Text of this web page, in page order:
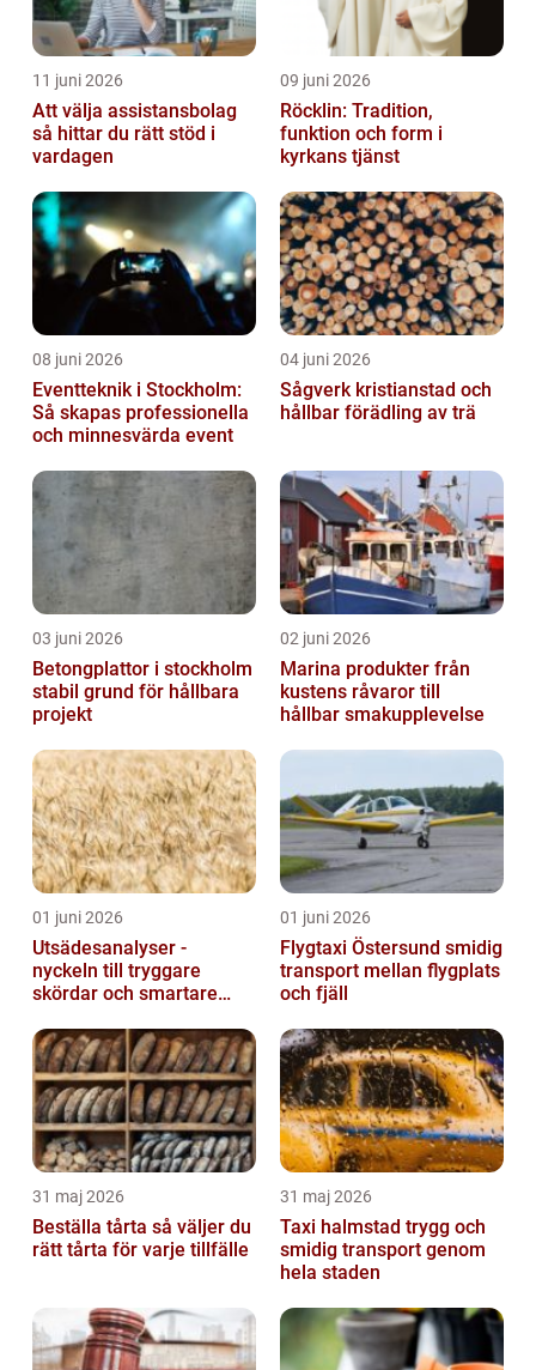
11 juni 2026
Att välja assistansbolag
så hittar du rätt stöd i
vardagen
09 juni 2026
Röcklin: Tradition,
funktion och form i
kyrkans tjänst
08 juni 2026
Eventteknik i Stockholm:
Så skapas professionella
och minnesvärda event
04 juni 2026
Sågverk kristianstad och
hållbar förädling av trä
03 juni 2026
Betongplattor i stockholm
stabil grund för hållbara
projekt
02 juni 2026
Marina produkter från
kustens råvaror till
hållbar smakupplevelse
01 juni 2026
Utsädesanalyser -
nyckeln till tryggare
skördar och smartare
01 juni 2026
Flygtaxi Östersund smidig
transport mellan flygplats
och fjäll
31 maj 2026
Beställa tårta så väljer du
rätt tårta för varje tillfälle
31 maj 2026
Taxi halmstad trygg och
smidig transport genom
hela staden